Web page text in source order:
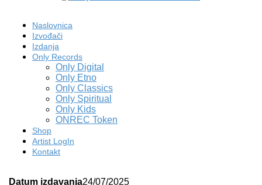
Naslovnica
Izvođači
Izdanja
Only Records
Only Digital
Only Etno
Only Classics
Only Spiritual
Only Kids
ONREC Token
Shop
Artist LogIn
Kontakt
Datum izdavanja24/07/2025